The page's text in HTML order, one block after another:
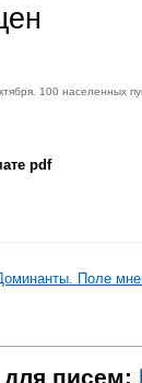
100 населенных
pdf
Поле
писем: